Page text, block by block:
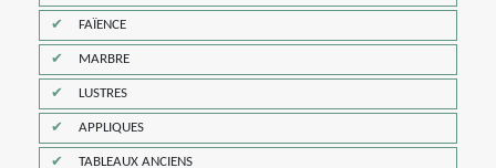
FAÏENCE
MARBRE
LUSTRES
APPLIQUES
TABLEAUX ANCIENS